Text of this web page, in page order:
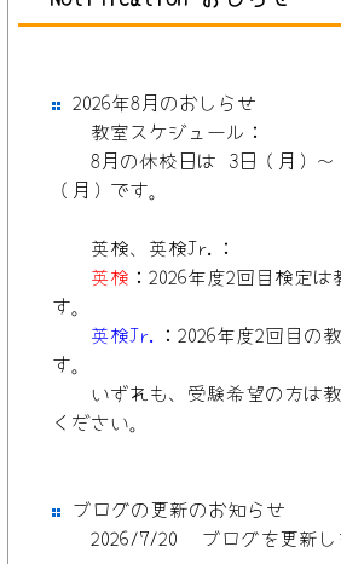
2026年8月のおしらせ
教室スケジュール：
8月の休校日は 3日（月）
（月）です。
英検、英検Jr.：
英検 ：2026年度2回目検定
す。
英検Jr. ：2026年度2回目の
す。
いずれも、受験希望の方は教
ください。
ブログの更新のお知らせ
2026/7/20 ブログを更新し